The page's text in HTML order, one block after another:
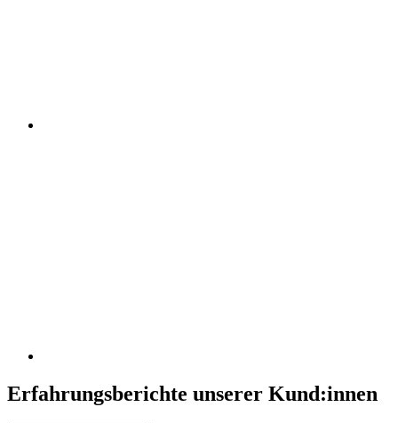
Erfahrungsberichte unserer Kund:innen